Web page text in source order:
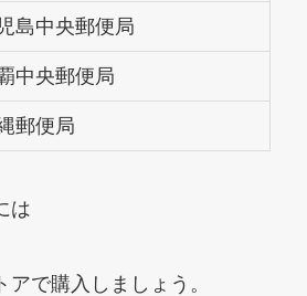
島中央郵便局
中央郵便局
郵便局
は
で購入しましょう。